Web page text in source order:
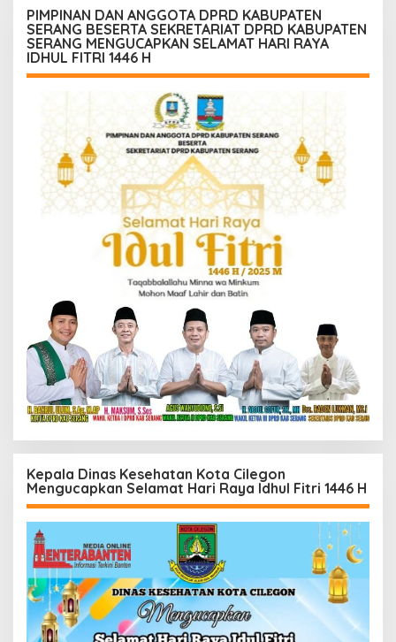
PIMPINAN DAN ANGGOTA DPRD KABUPATEN
SERANG BESERTA SEKRETARIAT DPRD KABUPATEN
SERANG MENGUCAPKAN SELAMAT HARI RAYA
IDHUL FITRI 1446 H
Kepala Dinas Kesehatan Kota Cilegon
Mengucapkan Selamat Hari Raya Idhul Fitri 1446 H